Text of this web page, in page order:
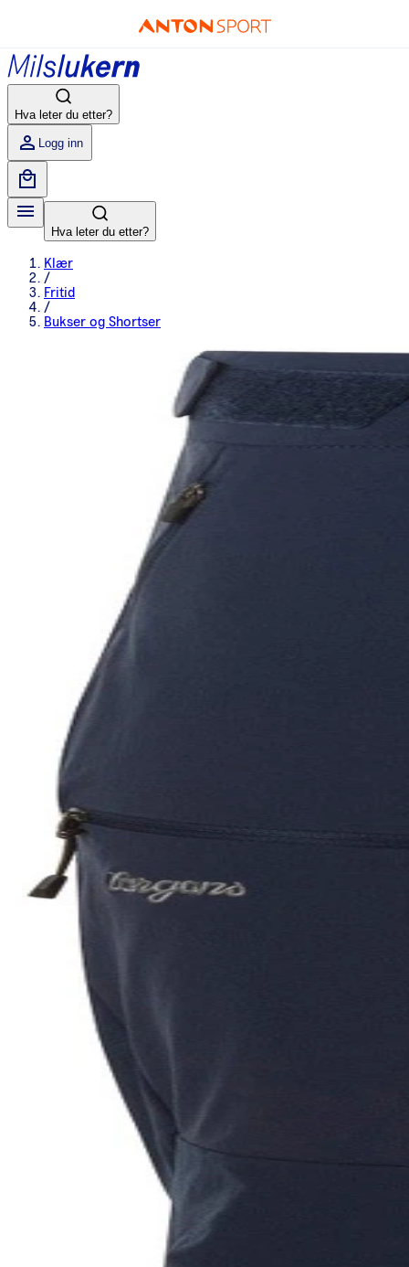
Hva leter du etter?
Logg inn
Hva leter du etter?
Klær
/
Fritid
/
Bukser og Shortser